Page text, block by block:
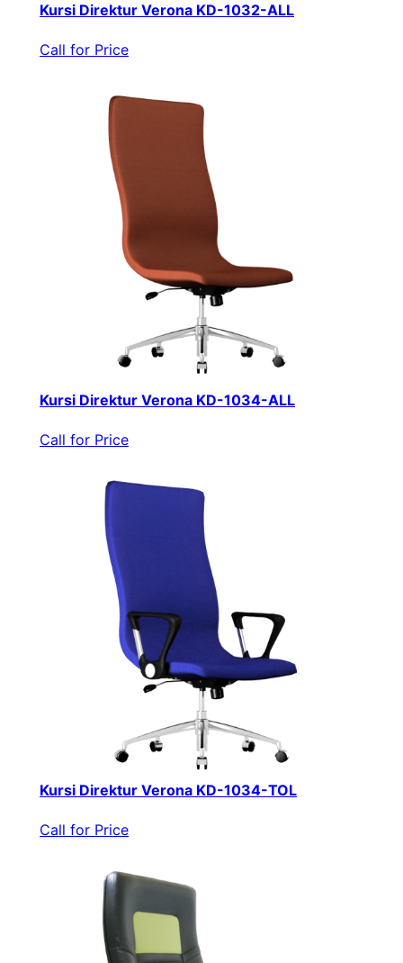
Kursi Direktur Verona KD-1032-ALL
Call for Price
Kursi Direktur Verona KD-1034-ALL
Call for Price
Kursi Direktur Verona KD-1034-TOL
Call for Price